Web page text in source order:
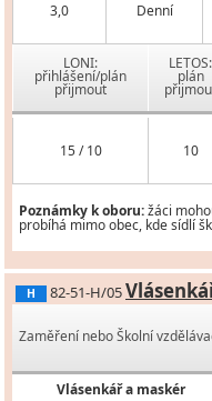
3,0 Denní
LONI:
přihlášení/plán
přijmout
LETOS:
plán
15 / 10 10
Poznámky k oboru:žáci
probíhá mimo obec, kde sídlí
H 82-51-H/05
Zaměření nebo Školní
Vlásenkář a maskér